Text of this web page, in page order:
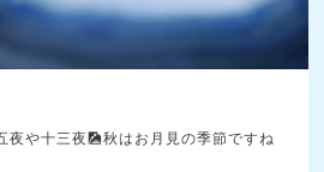
夜や十三夜🎑秋はお月見の季節ですね